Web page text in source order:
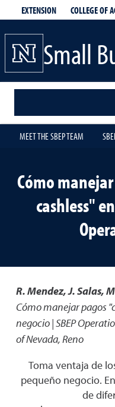
EXTENSION COLLEGE OF
Small
MEET THE SBEP TEAM
Cómo
cashless"
R. Mendez, J. Salas,
Cómo manejar pagos
negocio | SBEP
of Nevada, Reno
Toma ventaja de
pequeño negocio.
de